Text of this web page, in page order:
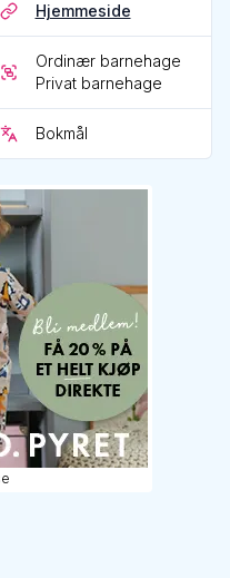
Hjemmeside
Ordinær barnehage
Privat barnehage
Bokmål